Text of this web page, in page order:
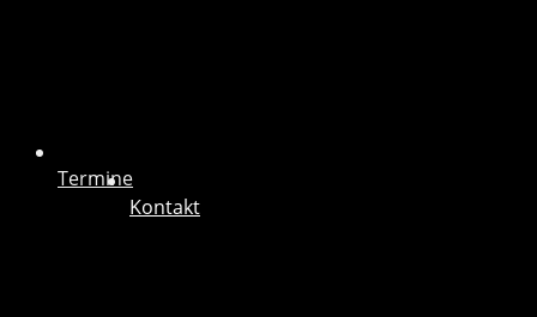
Kontakt
Termine